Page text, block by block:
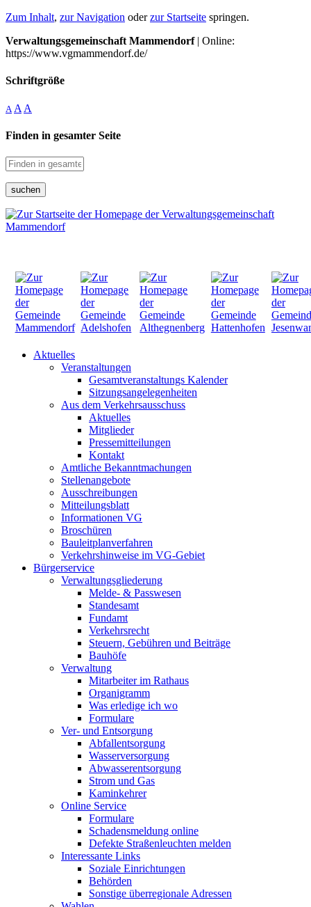
Zum Inhalt, zur Navigation oderzur Startseite springen.
Verwaltungsgemeinschaft Mammendorf| Online:
https://www.vgmammendorf.de/
Schriftgröße
A A A
Finden in gesamter Seite
suchen
Aktuelles
Veranstaltungen
Gesamtveranstaltungs Kalender
Sitzungsangelegenheiten
Aus dem Verkehrsausschuss
Aktuelles
Mitglieder
Pressemitteilungen
Kontakt
Amtliche Bekanntmachungen
Stellenangebote
Ausschreibungen
Mitteilungsblatt
Informationen VG
Broschüren
Bauleitplanverfahren
Verkehrshinweise im VG-Gebiet
Bürgerservice
Verwaltungsgliederung
Melde- & Passwesen
Standesamt
Fundamt
Verkehrsrecht
Steuern, Gebühren und Beiträge
Bauhöfe
Verwaltung
Mitarbeiter im Rathaus
Organigramm
Was erledige ich wo
Formulare
Ver- und Entsorgung
Abfallentsorgung
Wasserversorgung
Abwasserentsorgung
Strom und Gas
Kaminkehrer
Online Service
Formulare
Schadensmeldung online
Defekte Straßenleuchten melden
Interessante Links
Soziale Einrichtungen
Behörden
Sonstige überregionale Adressen